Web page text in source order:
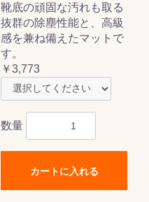
靴底の頑固な汚れも取る
抜群の除塵性能と、高級
感を兼ね備えたマットで
す。
￥3,773
数量
カートに入れる